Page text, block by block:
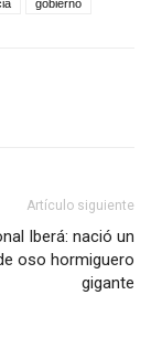
gobierno
Artículo siguiente
Iberá: nació un
oso hormiguero
gigante